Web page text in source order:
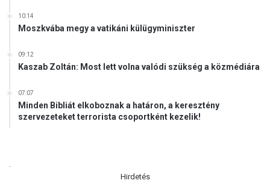
10:14
Moszkvába megy a vatikáni külügyminiszter
09:12
Kaszab Zoltán: Most lett volna valódi szükség a közmédiára
07:07
Minden Bibliát elkoboznak a határon, a keresztény
szervezeteket terrorista csoportként kezelik!
Hirdetés